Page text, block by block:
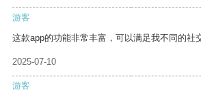
游客
这款app的功能非常丰富，可以满足我不同的社
2025-07-10
游客